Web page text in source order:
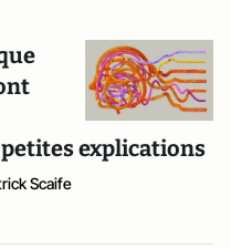
explications
Scaife